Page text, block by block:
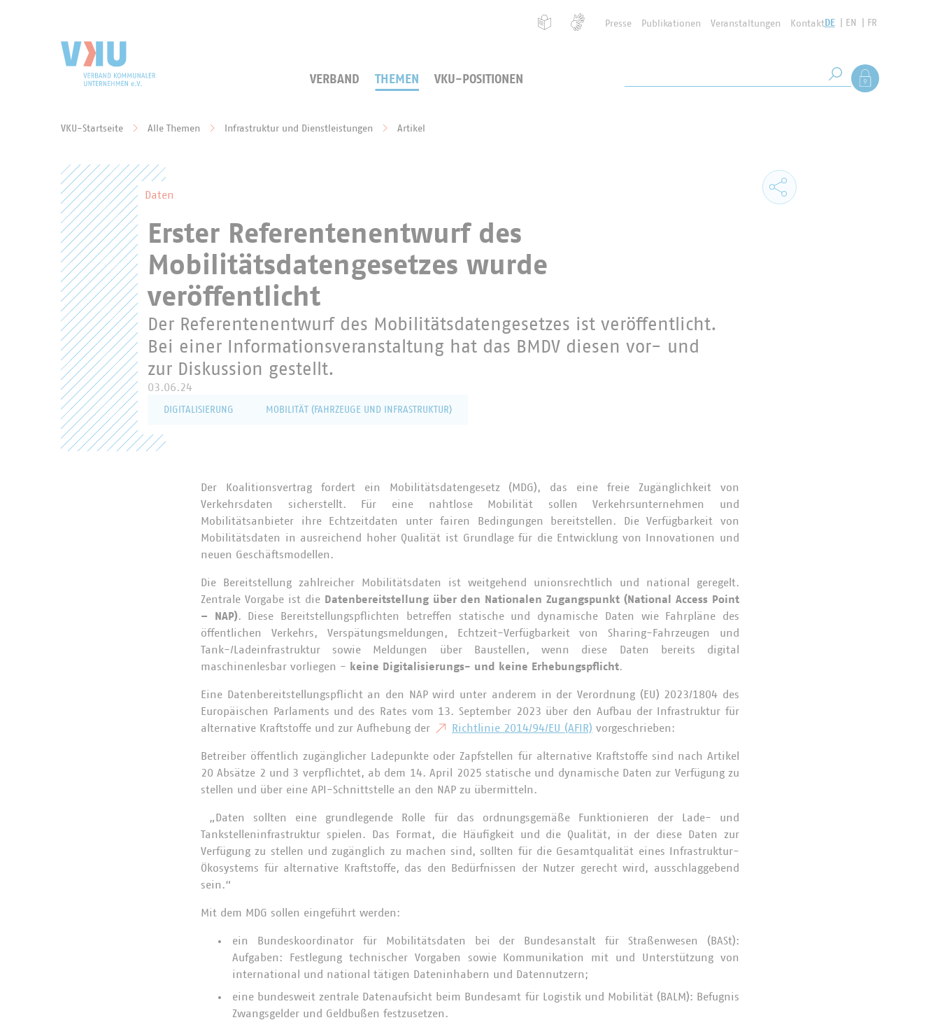
Presse Publikationen Veranstaltungen KontaktDE EN FR
VERBAND THEMEN VKU-POSITIONEN Suche starten
Als Mitglied
VKU-Startseite Alle Themen Infrastruktur und Dienstleistungen Artikel
Daten
Erster Referentenentwurf des
Mobilitätsdatengesetzes wurde
veröffentlicht
Der Referentenentwurf des Mobilitätsdatengesetzes ist veröffentlicht.
Bei einer Informationsveranstaltung hat das BMDV diesen vor- und
zur Diskussion gestellt.
03.06.24
DIGITALISIERUNG MOBILITÄT (FAHRZEUGE UND INFRASTRUKTUR)
Der Koalitionsvertrag fordert ein Mobilitätsdatengesetz (MDG), das eine freie Zugänglichkeit von
Verkehrsdaten sicherstellt. Für eine nahtlose Mobilität sollen Verkehrsunternehmen und
Mobilitätsanbieter ihre Echtzeitdaten unter fairen Bedingungen bereitstellen. Die Verfügbarkeit von
Mobilitätsdaten in ausreichend hoher Qualität ist Grundlage für die Entwicklung von Innovationen und
neuen Geschäftsmodellen.
Die Bereitstellung zahlreicher Mobilitätsdaten ist weitgehend unionsrechtlich und national geregelt.
Zentrale Vorgabe ist die Datenbereitstellung über den Nationalen Zugangspunkt (National Access Point
– NAP). Diese Bereitstellungspflichten betreffen statische und dynamische Daten wie Fahrpläne des
öffentlichen Verkehrs, Verspätungsmeldungen, Echtzeit-Verfügbarkeit von Sharing-Fahrzeugen und
Tank-/Ladeinfrastruktur sowie Meldungen über Baustellen, wenn diese Daten bereits digital
maschinenlesbar vorliegen -
keine Digitalisierungs- und keine Erhebungspflicht.
Eine Datenbereitstellungspflicht an den NAP wird unter anderem in der Verordnung (EU) 2023/1804 des
Europäischen Parlaments und des Rates vom 13. September 2023 über den Aufbau der Infrastruktur für
alternative Kraftstoffe und zur Aufhebung der
Richtlinie 2014/94/EU (AFIR) vorgeschrieben:
Betreiber öffentlich zugänglicher Ladepunkte oder Zapfstellen für alternative Kraftstoffe sind nach Artikel
20 Absätze 2 und 3 verpflichtet, ab dem 14. April 2025 statische und dynamische Daten zur Verfügung zu
stellen und über eine API-Schnittstelle an den NAP zu übermitteln.
„Daten sollten eine grundlegende Rolle für das ordnungsgemäße Funktionieren der Lade- und
Tankstelleninfrastruktur spielen. Das Format, die Häufigkeit und die Qualität, in der diese Daten zur
Verfügung zu stellen und zugänglich zu machen sind, sollten für die Gesamtqualität eines Infrastruktur-
Ökosystems für alternative Kraftstoffe, das den Bedürfnissen der Nutzer gerecht wird, ausschlaggebend
sein.“
Mit dem MDG sollen eingeführt werden:
ein Bundeskoordinator für Mobilitätsdaten bei der Bundesanstalt für Straßenwesen (BASt):
Aufgaben: Festlegung technischer Vorgaben sowie Kommunikation mit und Unterstützung von
international und national tätigen Dateninhabern und Datennutzern;
eine bundesweit zentrale Datenaufsicht beim Bundesamt für Logistik und Mobilität (BALM): Befugnis
Zwangsgelder und Geldbußen festzusetzen.